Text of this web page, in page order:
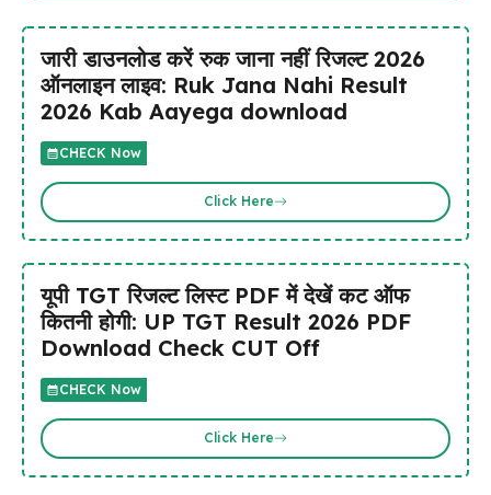
जारी डाउनलोड करें रुक जाना नहीं रिजल्ट 2026
ऑनलाइन लाइव: Ruk Jana Nahi Result
2026 Kab Aayega download
CHECK Now
Click Here
यूपी TGT रिजल्ट लिस्ट PDF में देखें कट ऑफ
कितनी होगी: UP TGT Result 2026 PDF
Download Check CUT Off
CHECK Now
Click Here